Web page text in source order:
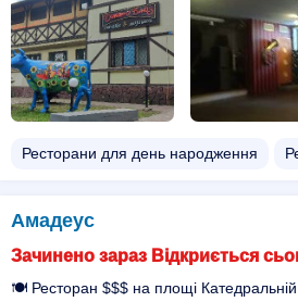
Ресторани для день народження
Амадеус
Зачинено зараз Відкриється
🍽️ Ресторан $$$ на площі